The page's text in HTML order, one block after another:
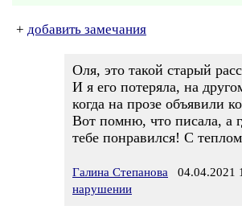
+ добавить замечания
Оля, это такой старый
И я его потеряла, на
когда на прозе объявили
Вот помню, что писала, а
тебе понравился! С
Галина Степанова 04.04.2021
нарушении